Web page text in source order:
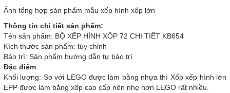
Ảnh tổng hợp sản phẩm mẫu xếp hình xốp lớn
Thông tin chi tiết sản phẩm:
Tên sản phẩm: BỘ XẾP HÌNH XỐP 72 CHI TIẾT KB654
Kích thước sản phẩm: tùy chỉnh
Bảo trì: Sản phẩm hướng dẫn tự bảo trì
Đặc điểm :
Khối lượng: So với LEGO được làm bằng nhựa thì Xốp xếp hình lớn
EPP được làm bằng xốp cao cấp nên nhẹ hơn LEGO rất nhiều.